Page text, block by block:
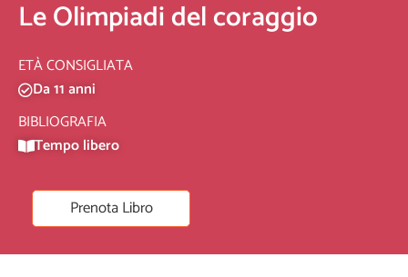
Le Olimpiadi del coraggio
ETÀ CONSIGLIATA
Da 11 anni
BIBLIOGRAFIA
Tempo libero
Prenota Libro